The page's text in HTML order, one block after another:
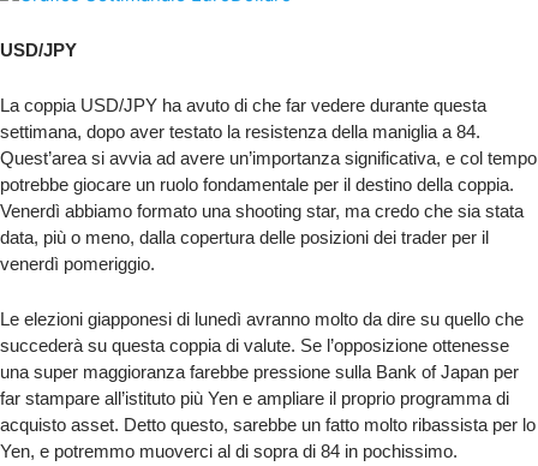
USD/JPY
La coppia USD/JPY ha avuto di che far vedere durante questa
settimana, dopo aver testato la resistenza della maniglia a 84.
Quest’area si avvia ad avere un’importanza significativa, e col tempo
potrebbe giocare un ruolo fondamentale per il destino della coppia.
Venerdì abbiamo formato una shooting star, ma credo che sia stata
data, più o meno, dalla copertura delle posizioni dei trader per il
venerdì pomeriggio.
Le elezioni giapponesi di lunedì avranno molto da dire su quello che
succederà su questa coppia di valute. Se l’opposizione ottenesse
una super maggioranza farebbe pressione sulla Bank of Japan per
far stampare all’istituto più Yen e ampliare il proprio programma di
acquisto asset. Detto questo, sarebbe un fatto molto ribassista per lo
Yen, e potremmo muoverci al di sopra di 84 in pochissimo.